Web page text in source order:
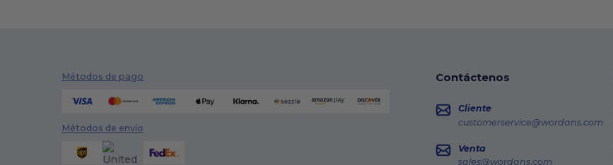
Métodos de pago
Métodos de envío
Contáctenos
Cliente
customerservice@wordans.com
Venta
sales@wordans.com